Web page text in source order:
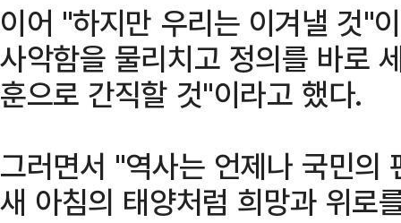
이어 "하지만 우리는 이겨낼 것"
사악함을 물리치고 정의를 바로
훈으로 간직할 것"이라고 했다.
그러면서 "역사는 언제나 국민의
새 아침의 태양처럼 희망과 위로